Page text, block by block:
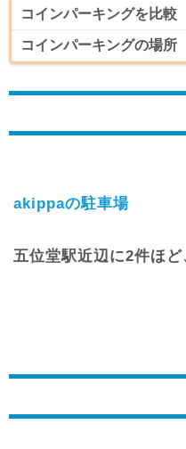
コインパーキングを比較
コインパーキングの場所
akippaの駐車場
五位堂駅近辺に2件ほ